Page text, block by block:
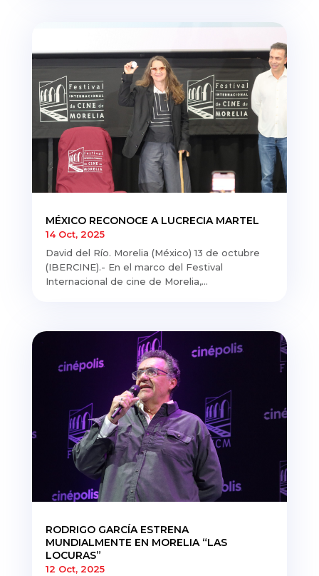
MÉXICO RECONOCE A LUCRECIA MARTEL
14 Oct, 2025
David del Río. Morelia (México) 13 de octubre
(IBERCINE).- En el marco del Festival
Internacional de cine de Morelia,...
RODRIGO GARCÍA ESTRENA
MUNDIALMENTE EN MORELIA “LAS
LOCURAS”
12 Oct, 2025